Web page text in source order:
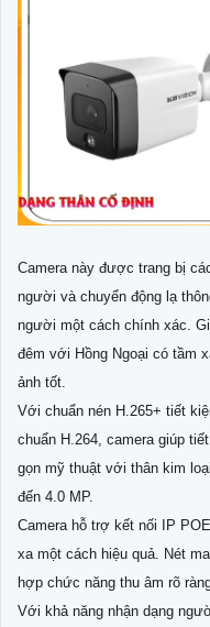
Camera này được trang bị
người và chuyển động lạ
người một cách chính xác.
đêm với Hồng Ngoại có tầm
ảnh tốt.
Với chuẩn nén H.265+ tiết
chuẩn H.264, camera giúp
gọn mỹ thuật với thân kim
đến 4.0 MP.
Camera hỗ trợ kết nối IP
xa một cách hiệu quả. Nét
hợp chức năng thu âm rõ
Với khả năng nhận dạng